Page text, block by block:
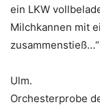
ein LKW
Milchkannen mit
zusammenstieß…“
Ulm.
Orchesterprobe